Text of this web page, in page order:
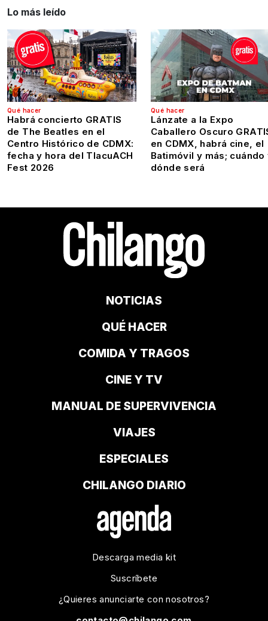
Lo más leído
Qué hacer
Habrá concierto GRATIS
de The Beatles en el
Centro Histórico de CDMX:
fecha y hora del TlacuACH
Fest 2026
Qué hacer
Lánzate a la Expo
Caballero Oscuro
en CDMX, habrá cine, el
Batimóvil y más; cuándo
dónde será
NOTICIAS
QUÉ HACER
COMIDA Y TRAGOS
CINE Y TV
MANUAL DE SUPERVIVENCIA
VIAJES
ESPECIALES
CHILANGO DIARIO
Descarga media kit
Suscríbete
¿Quieres anunciarte con nosotros?